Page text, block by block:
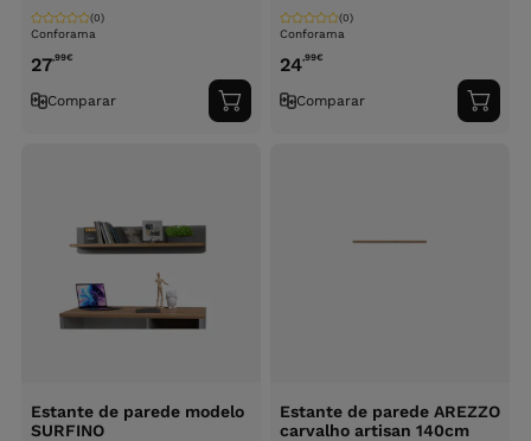
Conforama
(0)
27,99€
Comparar
Adicionar
ao
Conforama
(0)
24,99€
Comparar
ao
Estante de parede modelo
SURFINO
Estante de parede AREZZO
carvalho artisan 140cm